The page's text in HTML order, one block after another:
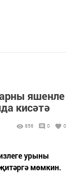
яшенле
кисәтә
856 0 0
урыны
мөмкин.